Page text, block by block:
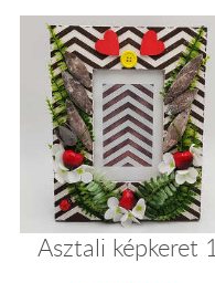
Asztali képkeret 1